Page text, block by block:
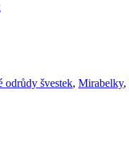
odrůdy švestek, Mirabelky,